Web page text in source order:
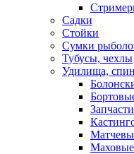
Садки
Стойки
Сумки
Тубусы, чехлы
Удилища,